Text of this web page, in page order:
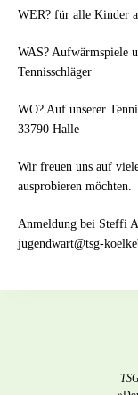
WER? für alle Kinder
WAS? Aufwärmspiele
Tennisschläger
WO? Auf unserer
33790 Halle
Wir freuen uns auf
ausprobieren möchten.
Anmeldung bei Steffi
jugendwart@tsg-